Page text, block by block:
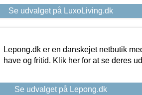
Se udvalget på LuxoLiving.dk
Lepong.dk er en danskejet netbutik
have og fritid. Klik her for at se deres
Se udvalget på Lepong.dk